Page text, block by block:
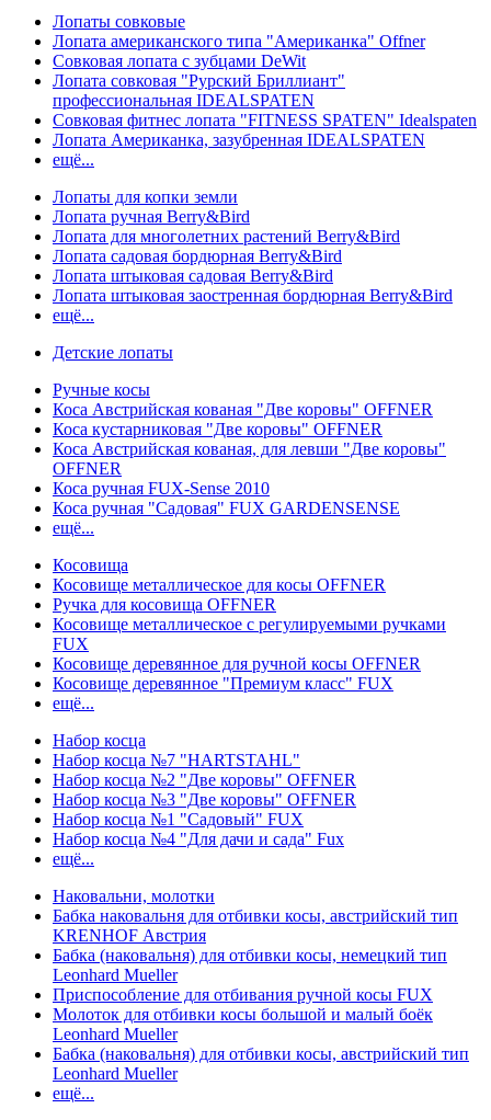
Лопаты совковые
Лопата американского типа "Американка" Offner
Совковая лопата с зубцами DeWit
Лопата совковая "Рурский Бриллиант"
профессиональная IDEALSPATEN
Совковая фитнес лопата "FITNESS SPATEN" Idealspaten
Лопата Американка, зазубренная IDEALSPATEN
ещё...
Лопаты для копки земли
Лопата ручная Berry&Bird
Лопата для многолетних растений Berry&Bird
Лопата садовая бордюрная Berry&Bird
Лопата штыковая садовая Berry&Bird
Лопата штыковая заостренная бордюрная Berry&Bird
ещё...
Детские лопаты
Ручные косы
Коса Австрийская кованая "Две коровы" OFFNER
Коса кустарниковая "Две коровы" OFFNER
Коса Австрийская кованая, для левши "Две коровы"
OFFNER
Коса ручная FUX-Sense 2010
Коса ручная "Садовая" FUX GARDENSENSE
ещё...
Косовища
Косовище металлическое для косы OFFNER
Ручка для косовища OFFNER
Косовище металлическое с регулируемыми ручками
FUX
Косовище деревянное для ручной косы OFFNER
Косовище деревянное "Премиум класс" FUX
ещё...
Набор косца
Набор косца №7 "HARTSTAHL"
Набор косца №2 "Две коровы" OFFNER
Набор косца №3 "Две коровы" OFFNER
Набор косца №1 "Садовый" FUX
Набор косца №4 "Для дачи и сада" Fux
ещё...
Наковальни, молотки
Бабка наковальня для отбивки косы, австрийский тип
KRENHOF Австрия
Бабка (наковальня) для отбивки косы, немецкий тип
Leonhard Mueller
Приспособление для отбивания ручной косы FUX
Молоток для отбивки косы большой и малый боёк
Leonhard Mueller
Бабка (наковальня) для отбивки косы, австрийский тип
Leonhard Mueller
ещё...